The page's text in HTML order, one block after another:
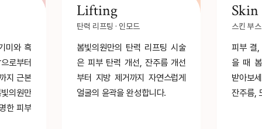
미와 흑
로부터
지 근본
의원만
한 피부
Lifting
탄력 리프팅 · 인모드
봄빛의원만의 탄력 리프팅 시술
은 피부 탄력 개선, 잔주름 개선
부터 지방 제거까지 자연스럽게
얼굴의 윤곽을 완성합니다.
스킨 부
피부 결,
을 때
받아보
잔주름,